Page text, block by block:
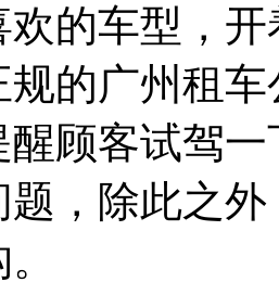
的车型，
的广州租
醒顾客试驾
，除此之